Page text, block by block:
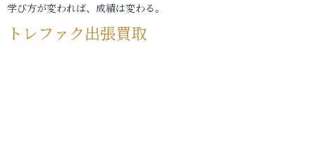
学び方が変われば、成績は変わる。
トレファク出張買取